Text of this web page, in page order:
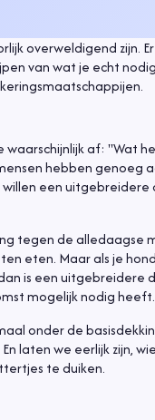
overweldigend zijn.
van wat je echt
af: "Wat
hebben
een
tegen de alledaagse
eten. Maar als je
is een uitgebreidere
mogelijk nodig heeft.
onder de
laten we eerlijk zijn,
te duiken.